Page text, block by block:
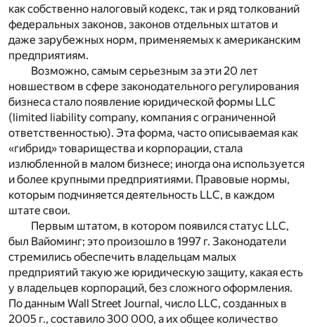
как собственно налоговый кодекс, так и ряд толкований
федеральных законов, законов отдельных штатов и
даже зарубежных норм, применяемых к американским
предприятиям.
Возможно, самым серьезным за эти 20 лет
новшеством в сфере законодательного регулирования
бизнеса стало появление юридической формы LLC
(limited liability company, компания с ограниченной
ответственностью). Эта форма, часто описываемая как
«гибрид» товарищества и корпорации, стала
излюбленной в малом бизнесе; иногда она используется
и более крупными предприятиями. Правовые нормы,
которым подчиняется деятельность LLC, в каждом
штате свои.
Первым штатом, в котором появился статус LLC,
был Вайоминг; это произошло в 1997 г. Законодатели
стремились обеспечить владельцам малых
предприятий такую же юридическую защиту, какая есть
у владельцев корпораций, без сложного оформления.
По данным Wall StreetJournal, число LLC, созданных в
2005 г., составило 300 000, а их общее количество